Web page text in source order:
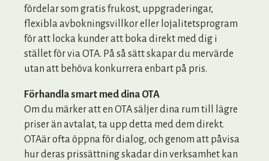
fördelar som gratis frukost, uppgraderingar,
flexibla avbokningsvillkor eller lojalitetsprogram
för att locka kunder att boka direkt med dig i
stället för via OTA. På så sätt skapar du mervärde
utan att behöva konkurrera enbart på pris.
Förhandla smart med dina OTA
Om du märker att en OTA säljer dina rum till lägre
priser än avtalat, ta upp detta med dem direkt.
OTAär ofta öppna för dialog, och genom att påvisa
hur deras prissättning skadar din verksamhet kan